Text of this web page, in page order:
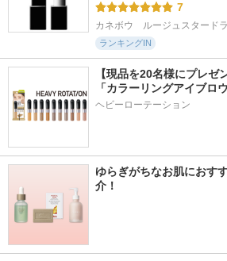
7
カネボウ　ルージュスタード
ランキングIN
【現品を20名様にプレゼ
「カラーリングアイブロ
ヘビーローテーション
ゆらぎがちなお肌におす
介！